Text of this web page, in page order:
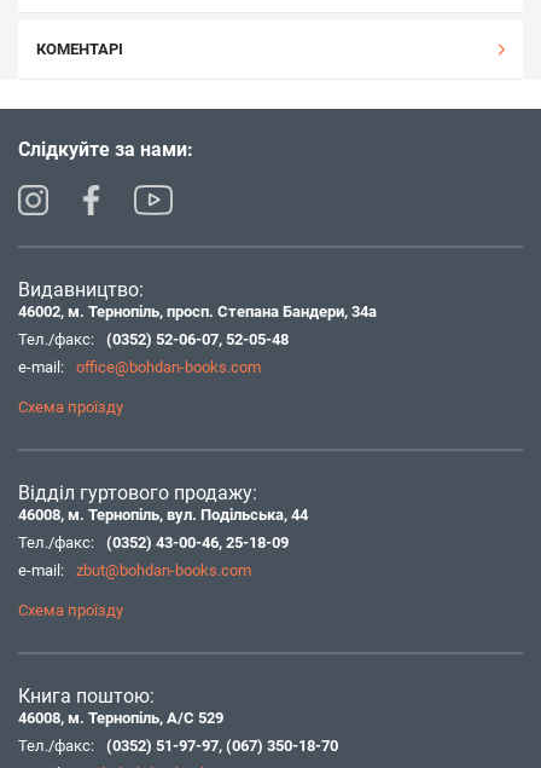
КОМЕНТАРІ
Слідкуйте за нами:
Видавництво:
46002, м. Тернопіль, просп. Степана Бандери, 34а
Тел./факс:
(0352) 52-06-07, 52-05-48
e-mail:
office@bohdan-books.com
Схема проїзду
Відділ гуртового продажу:
46008, м. Тернопіль, вул. Подільська, 44
Тел./факс:
(0352) 43-00-46, 25-18-09
e-mail:
zbut@bohdan-books.com
Схема проїзду
Книга поштою:
46008, м. Тернопіль, А/С 529
Тел./факс:
(0352) 51-97-97, (067) 350-18-70